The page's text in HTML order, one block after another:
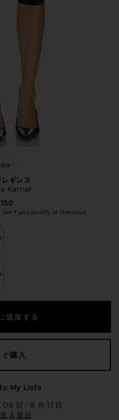
新作
レギンス
Kamali
See if you qualify at checkout.
追加する
購入
My Lists
08 日 - 8 月 11 日
& 返品